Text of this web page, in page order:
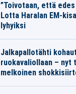
”Toivotaan, että
Lotta Haralan EM-
lyhyiksi
Jalkapallotähti
ruokavaliollaan – nyt
melkoinen